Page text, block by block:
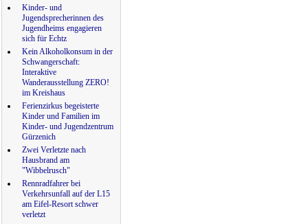
Kinder- und
Jugendsprecherinnen des
Jugendheims engagieren
sich für Echtz
Kein Alkoholkonsum in der
Schwangerschaft:
Interaktive
Wanderausstellung ZERO!
im Kreishaus
Ferienzirkus begeisterte
Kinder und Familien im
Kinder- und Jugendzentrum
Gürzenich
Zwei Verletzte nach
Hausbrand am
"Wibbelrusch"
Rennradfahrer bei
Verkehrsunfall auf der L15
am Eifel-Resort schwer
verletzt